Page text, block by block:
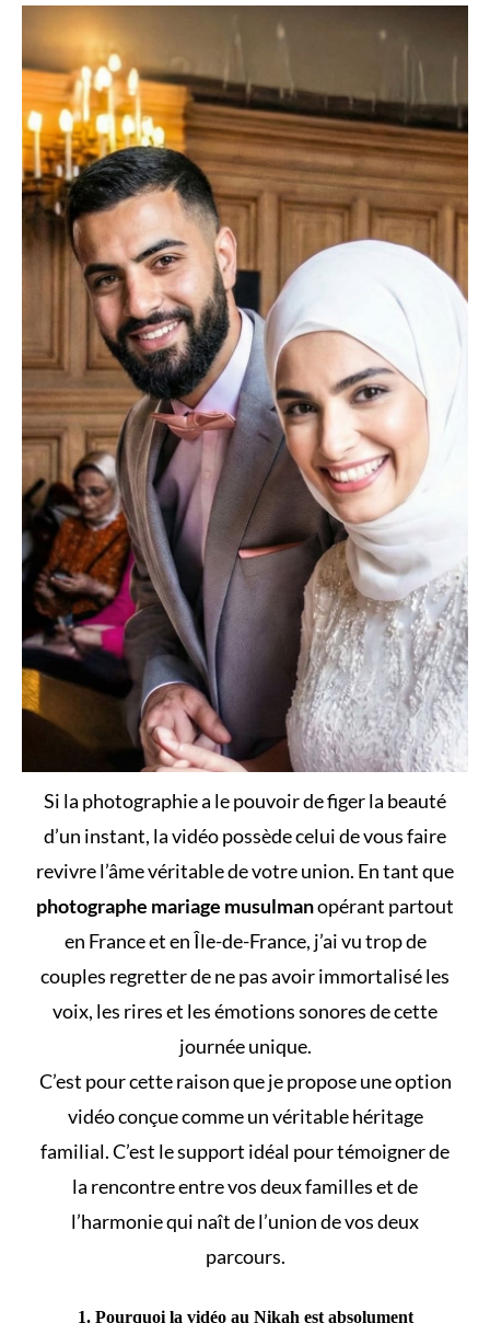
Si la photographie a le pouvoir de figer la beauté
d’un instant, la vidéo possède celui de vous faire
revivre l’âme véritable de votre union. En tant que
photographe mariage musulmanopérant partout
en France et en Île-de-France, j’ai vu trop de
couples regretter de ne pas avoir immortalisé les
voix, les rires et les émotions sonores de cette
journée unique.
C’est pour cette raison que je propose une option
vidéo conçue comme un véritable héritage
familial. C’est le support idéal pour témoigner de
la rencontre entre vos deux familles et de
l’harmonie qui naît de l’union de vos deux
parcours.
1. Pourquoi la vidéo au Nikah est absolument